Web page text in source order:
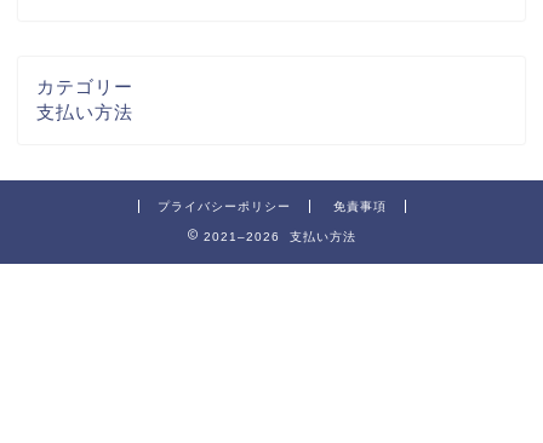
カテゴリー
支払い方法
プライバシーポリシー 免責事項
2021–2026 支払い方法